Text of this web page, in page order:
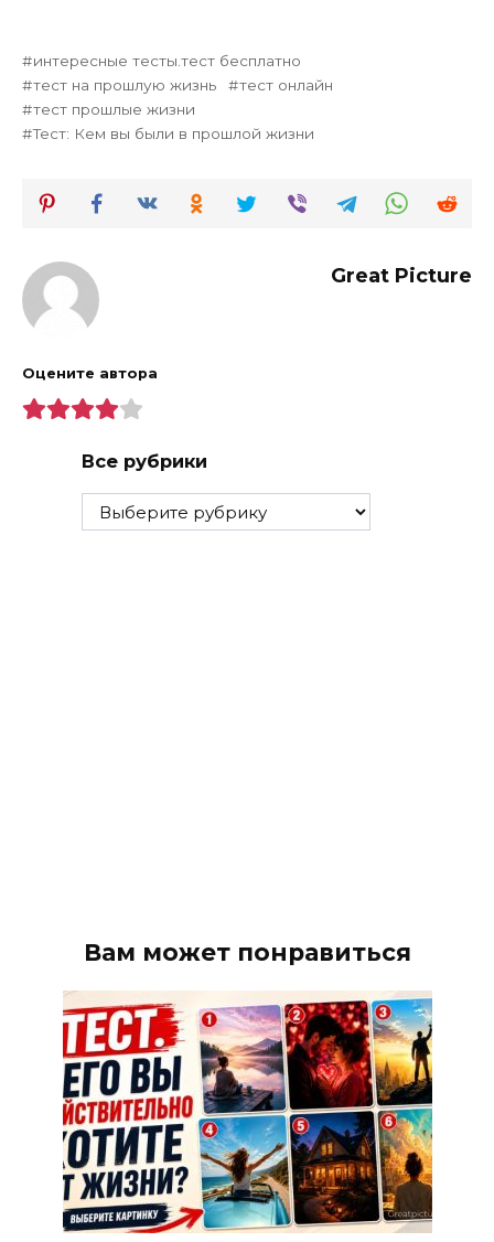
интересные тесты.тест бесплатно
тест на прошлую жизнь
тест онлайн
тест прошлые жизни
Тест: Кем вы были в прошлой жизни
Great Picture
Оцените автора
Все рубрики
Все
рубрики
Вам может понравиться